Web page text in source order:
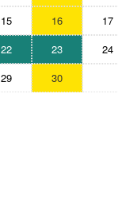
15 16 17
22 23 24
29 30